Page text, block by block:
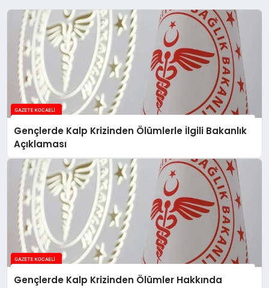
Gençlerde Kalp Krizinden Ölümlerle İlgili Bakanlık
Açıklaması
Gençlerde Kalp Krizinden Ölümler Hakkında